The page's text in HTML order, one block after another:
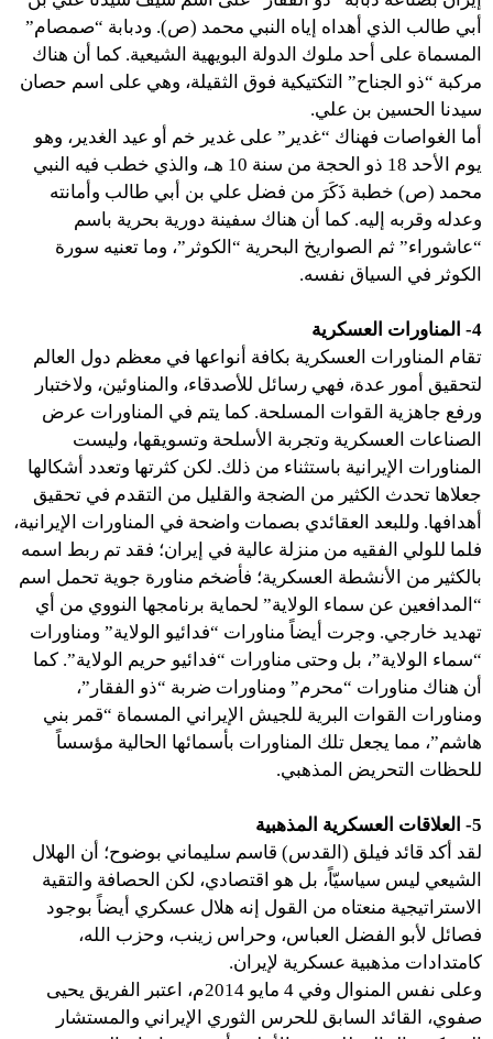
أبي طالب الذي أهداه إياه النبي محمد (ص). ودبابة “صمصام”
المسماة على أحد ملوك الدولة البويهية الشيعية. كما أن هناك
مركبة “ذو الجناح” التكتيكية فوق الثقيلة، وهي على اسم حصان
سيدنا الحسين بن علي.
أما الغواصات فهناك “غدير” على غدير خم أو عيد الغدير، وهو
يوم الأحد 18 ذو الحجة من سنة 10 هـ، والذي خطب فيه النبي
محمد (ص) خطبة ذَكَرَ من فضل علي بن أبي طالب وأمانته
وعدله وقربه إليه. كما أن هناك سفينة دورية بحرية باسم
“عاشوراء” ثم الصواريخ البحرية “الكوثر”، وما تعنيه سورة
الكوثر في السياق نفسه.
4- المناورات العسكرية
تقام المناورات العسكرية بكافة أنواعها في معظم دول العالم
لتحقيق أمور عدة، فهي رسائل للأصدقاء، والمناوئين، ولاختبار
ورفع جاهزية القوات المسلحة. كما يتم في المناورات عرض
الصناعات العسكرية وتجربة الأسلحة وتسويقها، وليست
المناورات الإيرانية باستثناء من ذلك. لكن كثرتها وتعدد أشكالها
جعلاها تحدث الكثير من الضجة والقليل من التقدم في تحقيق
أهدافها. وللبعد العقائدي بصمات واضحة في المناورات الإيرانية،
فلما للولي الفقيه من منزلة عالية في إيران؛ فقد تم ربط اسمه
بالكثير من الأنشطة العسكرية؛ فأضخم مناورة جوية تحمل اسم
“المدافعين عن سماء الولاية” لحماية برنامجها النووي من أي
تهديد خارجي. وجرت أيضاً مناورات “فدائيو الولاية” ومناورات
“سماء الولاية”، بل وحتى مناورات “فدائيو حريم الولاية”. كما
أن هناك مناورات “محرم” ومناورات ضربة “ذو الفقار”،
ومناورات القوات البرية للجيش الإيراني المسماة “قمر بني
هاشم”، مما يجعل تلك المناورات بأسمائها الحالية مؤسساً
للحظات التحريض المذهبي.
5- العلاقات العسكرية المذهبية
لقد أكد قائد فيلق (القدس) قاسم سليماني بوضوح؛ أن الهلال
الشيعي ليس سياسيّاً، بل هو اقتصادي، لكن الحصافة والتقية
الاستراتيجية منعتاه من القول إنه هلال عسكري أيضاً بوجود
فصائل لأبو الفضل العباس، وحراس زينب، وحزب الله،
كامتدادات مذهبية عسكرية لإيران.
وعلى نفس المنوال وفي 4 مايو 2014م، اعتبر الفريق يحيى
صفوي، القائد السابق للحرس الثوري الإيراني والمستشار